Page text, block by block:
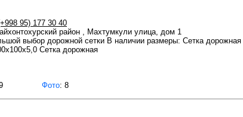
95) 177 30 40
район , Махтумкули улица, дом 1
выбор дорожной сетки В наличии размеры: Сетка
Сетка дорожная
Фото: 8